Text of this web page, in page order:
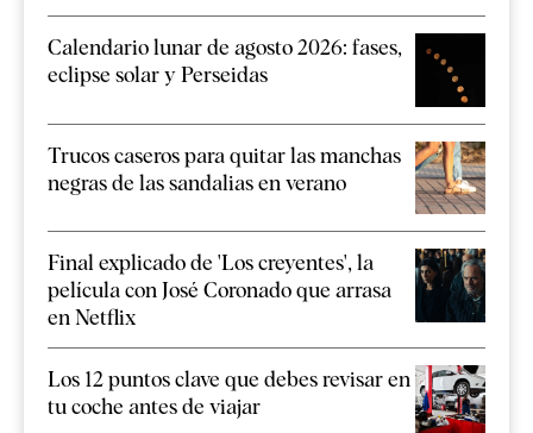
Calendario lunar de agosto 2026: fases,
eclipse solar y Perseidas
Trucos caseros para quitar las manchas
negras de las sandalias en verano
Final explicado de 'Los creyentes', la
película con José Coronado que arrasa
en Netflix
Los 12 puntos clave que debes revisar en
tu coche antes de viajar